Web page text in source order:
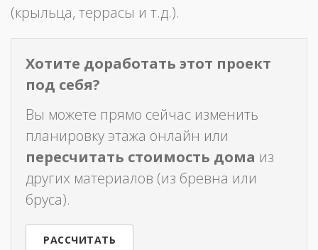
(крыльца, террасы и т.д.).
Хотите доработать этот проект
под себя?
Вы можете прямо сейчас изменить
планировку этажа онлайн или
пересчитать стоимость дома из
других материалов (из бревна или
бруса).
РАССЧИТАТЬ